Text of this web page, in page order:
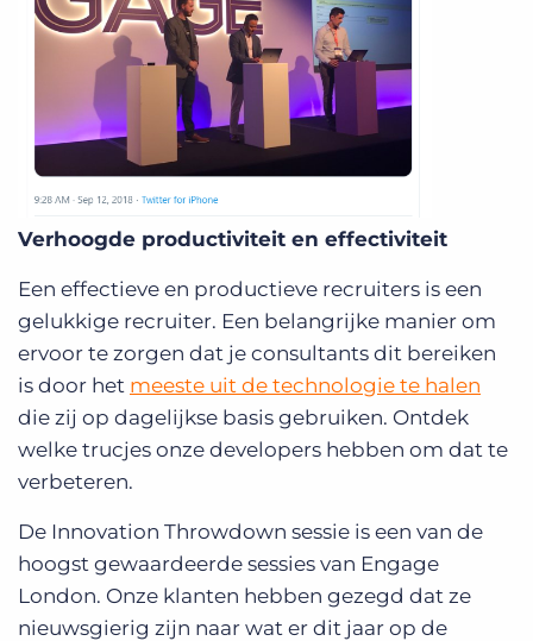
Verhoogde productiviteit en effectiviteit
Een effectieve en productieve recruiters is een
gelukkige recruiter. Een belangrijke manier om
ervoor te zorgen dat je consultants dit bereiken
is door het meeste uit de technologie te halen
die zij op dagelijkse basis gebruiken. Ontdek
welke trucjes onze developers hebben om dat te
verbeteren.
De Innovation Throwdown sessie is een van de
hoogst gewaardeerde sessies van Engage
London. Onze klanten hebben gezegd dat ze
nieuwsgierig zijn naar wat er dit jaar op de